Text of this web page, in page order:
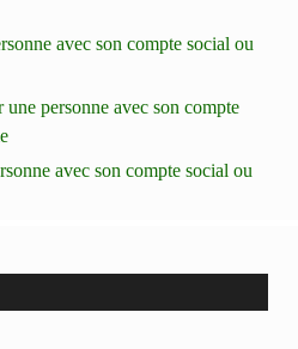
avec son compte social ou
une personne avec son compte
avec son compte social ou